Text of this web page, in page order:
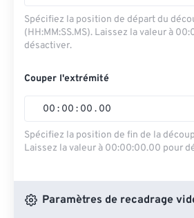
Spécifiez la position de départ du
(HH:MM:SS.MS). Laissez la valeur à
désactiver.
Couper l'extrémité
00 : 00 : 00 . 00
Spécifiez la position de fin de la
Laissez la valeur à 00:00:00.00 pour
Paramètres de recadrage